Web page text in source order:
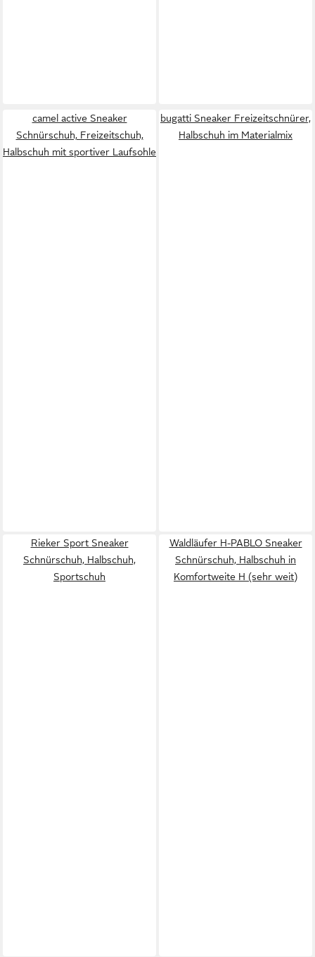
camel active Sneaker
Schnürschuh, Freizeitschuh,
Halbschuh mit sportiver Laufsohle
bugatti Sneaker Freizeitschnürer,
Halbschuh im Materialmix
Rieker Sport Sneaker
Schnürschuh, Halbschuh,
Sportschuh
Waldläufer H-PABLO Sneaker
Schnürschuh, Halbschuh in
Komfortweite H (sehr weit)